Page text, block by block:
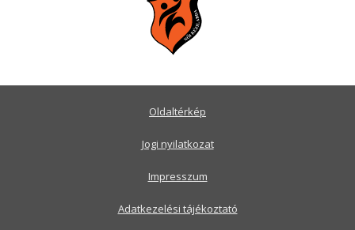
Oldaltérkép
Jogi nyilatkozat
Impresszum
Adatkezelési tájékoztató